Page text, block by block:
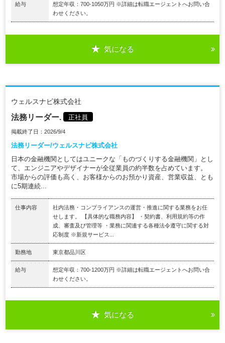
給与
想定年収：700-1050万円 ※詳細は転職エージェントへお問い合
わせください。
気になる
ウェルスナビ株式会社
法務リーダー. 正社員
掲載終了日：2026/9/4
法務リーダー/ウェルスナビ株式会社
日本の金融機関としてはユニークな「ものづくりする金融機関」とし
て、エンジニアやデザイナーが全従業員の約半数を占めています。
市場からの評価も高く、お客様からのお預かり資産、営業収益、とも
に5期連続...
仕事内容
社内法務・コンプライアンスの運営・推進に関する業務をお任
せします。 【具体的な職務内容】 ・契約書、利用規約等の作
成、審査及び管理等 ・業務に関連する各種法令遵守に関する対
応制度 ※新規サービス...
勤務地 東京都品川区
給与
想定年収：700-1200万円 ※詳細は転職エージェントへお問い合
わせください。
気になる